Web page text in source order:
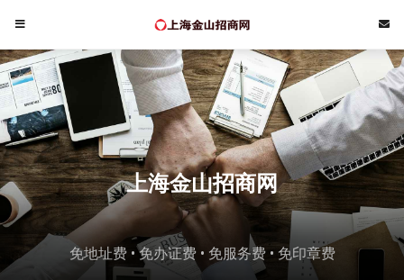
上海金山招商网
免地址费 • 免办证费 • 免服务费 • 免印章费